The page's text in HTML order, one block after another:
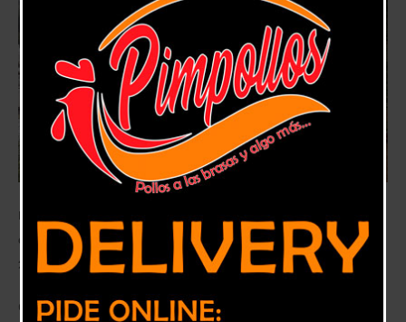
Incluso en 53 comités de la Red de Prevención Comunitaria –RPC- se
disminuyó en 100% la ocurrencia de emergencias en la temporada
2020-2021.
Creada para reducir la ocurrencia de incendios y minimizar las